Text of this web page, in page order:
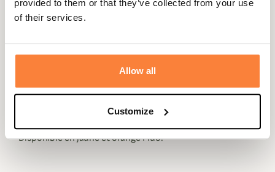
provided to them or that they’ve collected from your use
of their services.
Allow all
Customize
Le gilet Protect Pro est composé de huit couches, dont
quatre anti-perforation Dynema® et la face externe en
anti-perforation sans égale. Les deux couches restantes
assurent la thermo-régulation de votre chien.
De manière à optimiser le confort de votre chien, un kit
Disponible en jaune et orange Fluo.